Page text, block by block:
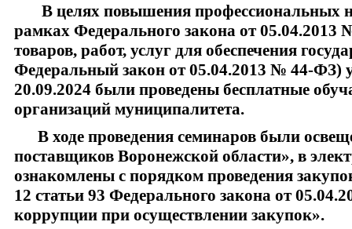
В целях повышения профессиональных
рамках Федерального закона от
товаров, работ, услуг для обеспечения
Федеральный закон от 05.04.2013 № 44-ФЗ)
20.09.2024 были проведены бесплатные
организаций муниципалитета.
В ходе проведения семинаров были
поставщиков Воронежской области», в
ознакомлены с порядком проведения
12 статьи 93 Федерального закона от
коррупции при осуществлении закупок».